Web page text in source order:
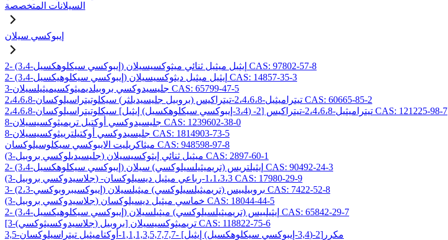
السيلانات المتخصصة
إيبوكسي سيلان
2- (3،4-إيبوكسي سيكلوهكسيل) إيثيل ميثيل ثنائي ميثوكسيسيلان CAS: 97802-57-8
2- (3،4-إيبوكسي سيكلوهيكسيل) إيثيل ميثيل ديثوكسيسيلان CAS: 14857-35-3
3-جليسيدوكسي بروبيلديميثوكسيميثيلسيلان CAS: 65799-47-5
2،4،6،8-تيتراميثيل-2،4،6،8-تيتراكيس (بروبيل جليسيديلثر) سيكلوتيتراسيلوكسان CAS: 60665-85-2
2،4،6،8-تيتراميثيل-2،4،6،8-تيتراكيس [2- (3،4-إيبوكسي سيكلوهكسيل) إيثيل] سيكلوتيتراسيلوكسان CAS: 121225-98-7
8-جليسيدوكسي أوكتيل تريميثوكسيسيلان CAS: 1239602-38-0
8-جليسيدوكسي أوكتيلترييثوكسيسيلان CAS: 1814903-73-5
ميثاكريليت الايبوكسي سيكلوسيلوكسان CAS: 948598-97-8
(3-جليسيديلوكسي بروبيل) ميثيل ثنائي إيثوكسيسيلان CAS: 2897-60-1
2- (3،4-إيبوكسي سيكلوهكسيل) إيثيلتريس (تريميثيلسيلوكسي) سيلان CAS: 90492-24-3
(3-جلاسيدوكسي بروبيل) -1،1،3،3-رباعي ميثيل ديسيلوكسان CAS: 17980-29-9
3- (2،3-إيبوكسيبروبوكسي) بروبيلبيس (تريميثيلسيلوكسي) ميثيلسيلان CAS: 7422-52-8
(3-جلاسيدوكسي بروبيل) خماسي ميثيل ديسيلوكسان CAS: 18044-44-5
2- (3،4-إيبوكسي سيكلوهيكسيل) إيثيلبيس (تريميثيلسيلوكسي) ميثيلسيلان CAS: 65842-29-7
[3-(جلاسيدوكسيثوكسي) بروبيل] تريميثوكسيسيلان CAS: 118822-75-6
3,5-مكرر[2-(3,4-إيبوكسي سيكلوهكسيل) إيثيل] -1,1,1,3,5,7,7,7-أوكتاميثيل تيتراسيلوكسان